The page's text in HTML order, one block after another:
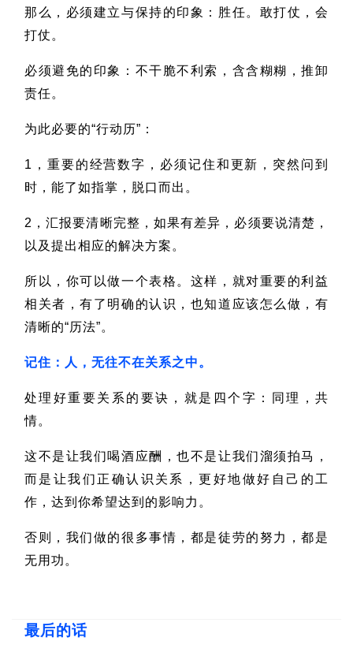
那么，必须建立与保持的印象：胜任。敢打仗，会
打仗。
必须避免的印象：不干脆不利索，含含糊糊，推卸
责任。
为此必要的“行动历”：
1，重要的经营数字，必须记住和更新，突然问到
时，能了如指掌，脱口而出。
2，汇报要清晰完整，如果有差异，必须要说清楚，
以及提出相应的解决方案。
所以，你可以做一个表格。这样，就对重要的利益
相关者，有了明确的认识，也知道应该怎么做，有
清晰的“历法”。
记住：人，无往不在关系之中。
处理好重要关系的要诀，就是四个字：同理，共
情。
这不是让我们喝酒应酬，也不是让我们溜须拍马，
而是让我们正确认识关系，更好地做好自己的工
作，达到你希望达到的影响力。
否则，我们做的很多事情，都是徒劳的努力，都是
无用功。
最后的话